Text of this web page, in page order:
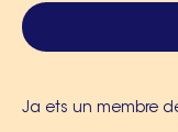
Ja ets un membre